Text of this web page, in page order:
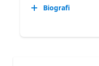
Biografi